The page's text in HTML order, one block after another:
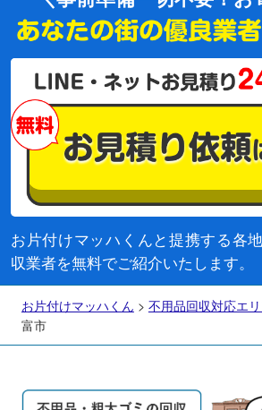
お片付けマッハくんと提携する各
収業者を無料でご紹介いたします。
お片付けマッハくん > 不用品回収対応エ
富市